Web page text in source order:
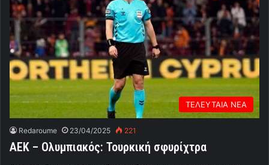
ΤΕΛΕΥΤΑΙΑ ΝΕΑ
Redaroume 23/04/2025 221
ΑΕΚ – Ολυμπιακός: Τουρκική σφυρίχτρα